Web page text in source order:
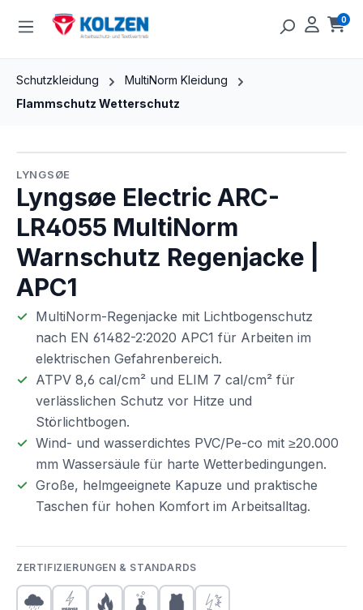
Zum Hauptinhalt springen 0
Schutzkleidung
MultiNorm Kleidung
Flammschutz Wetterschutz
LYNGSØE
Lyngsøe Electric ARC-
LR4055 MultiNorm
Warnschutz Regenjacke |
APC1
MultiNorm-Regenjacke mit Lichtbogenschutz
nach EN 61482-2:2020 APC1 für Arbeiten im
elektrischen Gefahrenbereich.
ATPV 8,6 cal/cm² und ELIM 7 cal/cm² für
verlässlichen Schutz vor Hitze und
Störlichtbogen.
Wind- und wasserdichtes PVC/Pe-co mit ≥20.000
mm Wassersäule für harte Wetterbedingungen.
Große, helmgeeignete Kapuze und praktische
Taschen für hohen Komfort im Arbeitsalltag.
ZERTIFIZIERUNGEN & STANDARDS